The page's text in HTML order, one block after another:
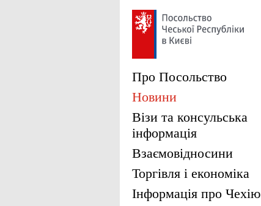
Про Посольство
Новини
Візи та консульська
інформація
Взаємовідносини
Торгівля і економіка
Інформація про Чехію